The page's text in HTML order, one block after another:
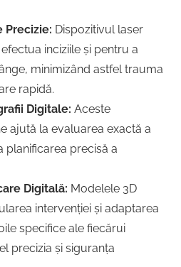
Precizie: Dispozitivul laser
inciziile și pentru a
minimizând astfel trauma
rapidă.
Digitale: Aceste
ajută la evaluarea exactă a
planificarea precisă a
Digitală: Modelele 3D
intervenției și adaptarea
specifice ale fiecărui
precizia și siguranța